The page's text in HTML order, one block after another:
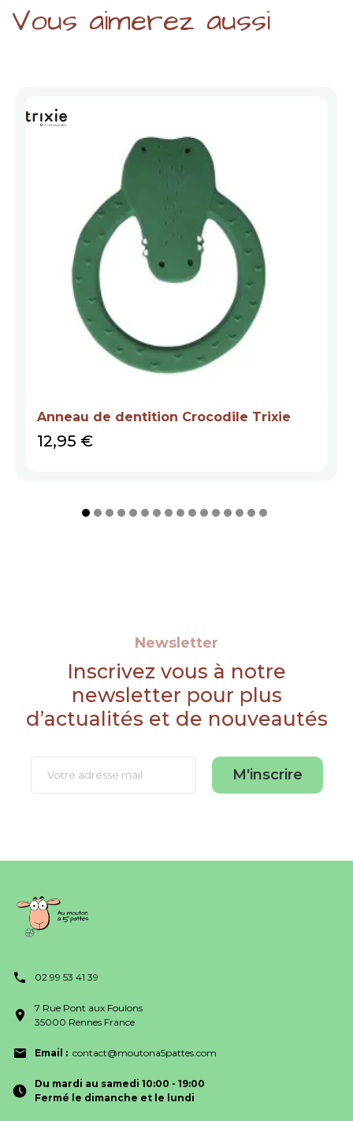
Vous aimerez aussi
Anneau de dentition Crocodile Trixie
Prix
12,95 €
Newsletter
Inscrivez vous à notre
newsletter pour plus
d’actualités et de nouveautés
M'inscrire
02 99 53 41 39
7 Rue Pont aux Foulons
35000 Rennes France
Email : contact@moutona5pattes.com
Du mardi au samedi 10:00 - 19:00
Fermé le dimanche et le lundi